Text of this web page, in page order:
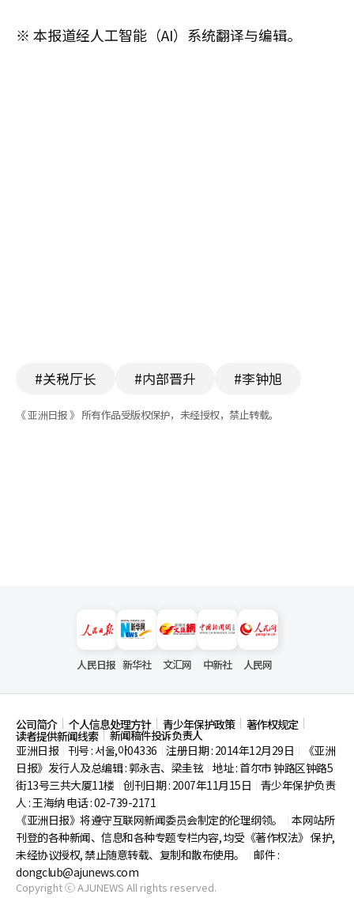
※ 本报道经人工智能（AI）系统翻译与编辑。
#关税厅长 #内部晋升 #李钟旭
《 亚洲日报 》 所有作品受版权保护，未经授权，禁止转载。
人民日报 新华社 文汇网 中新社 人民网
公司简介 个人信息处理方针 青少年保护政策 著作权规定
读者提供新闻线索
新闻稿件投诉负责人
亚洲日报
刊号 : 서울,아04336 注册日期 : 2014年12月29日
《亚洲
日报》发行人及总编辑 : 郭永吉、梁圭铉 地址 : 首尔市钟路区钟路5
街13号三共大厦11楼 创刊日期 : 2007年11月15日
青少年保护负责
人 : 王海纳 电话 : 02-739-2171
《亚洲日报》将遵守互联网新闻委员会制定的伦理纲领。
本网站所
刊登的各种新闻、信息和各种专题专栏内容, 均受《著作权法》 保护,
未经协议授权, 禁止随意转载、复制和散布使用。
邮件 :
dongclub@ajunews.com
Copyright ⓒ AJUNEWS All rights reserved.